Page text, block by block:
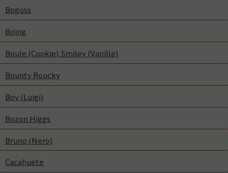
Bogoss
Boing
Boule (Cookie) Smiley (Vanille)
Bounty Roucky
Boy (Luigi)
Bozon Higgs
Bruno (Nero)
Cacahuete